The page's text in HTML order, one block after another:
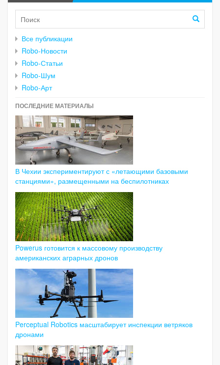
Все публикации
Robo-Новости
Robo-Статьи
Robo-Шум
Robo-Арт
ПОСЛЕДНИЕ МАТЕРИАЛЫ
В Чехии экспериментируют с «летающими базовыми
станциями», размещенными на беспилотниках
Powerus готовится к массовому производству
американских аграрных дронов
Perceptual Robotics масштабирует инспекции ветряков
дронами